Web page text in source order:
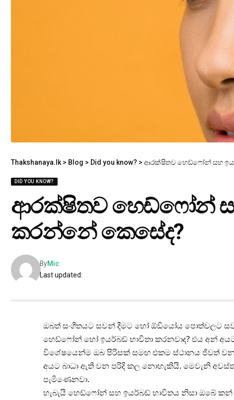
Thakshanaya.lk > Blog > Did you know? > ආරක්ෂිතව හෙඩ්ෆෝන් සහ
DID YOU KNOW?
ආරක්ෂිතව හෙඩ්ෆෝන්
කරන්නේ කෙසේද?
Last updated:
ByMic
ඔබත් සංගීතයට සවන් දීමට හෝ ඕඩියෝය පොත්වලට
හෙඩ්ෆෝන් හෝ ඉයර්බඩ් භාවිතා කරනවාද? එය අන්
විශේෂයෙන්ම ඔබ පිරිසක් සමඟ එකම ස්ථානය ජිවත්
අයට බාධා ඇති වන පරිදි කල නොහැකියි. මෙවැනි
පැමිණෙනවා.
හැබැයි හෙඩ්ෆෝන් සහ ඉයර්බඩ් භාවිතය නිසා ඔබේ